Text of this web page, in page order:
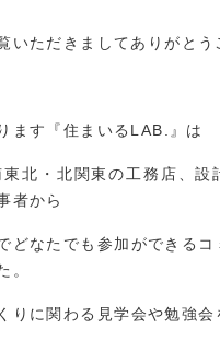
いただきましてありがとう
ます『住まいるLAB. 』は
北・北関東の工務店、設
者から
どなたでも参加ができるコ
。
りに関わる見学会や勉強会